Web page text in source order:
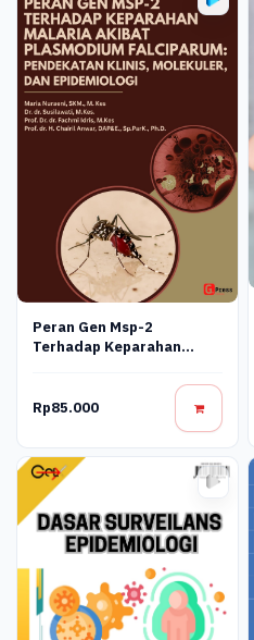
Peran Gen Msp-2
Terhadap Keparahan
Plasmodium Falciparum:
Pendekatan Klinis,
Epidemiologi
Rp85.000